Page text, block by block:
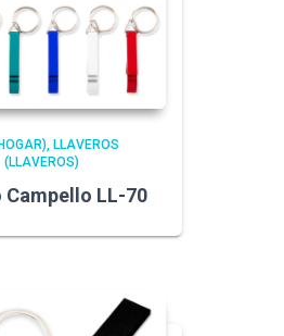
LLAVEROS
(LLAVEROS)
Campello LL-70